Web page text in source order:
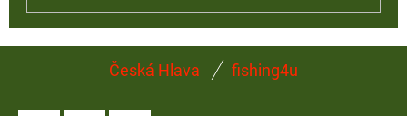
Česká Hlava fishing4u